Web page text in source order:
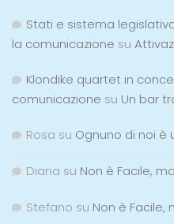
Stati e sistema
la comunicazione su
Klondike quartet in
comunicazione su Un bar
Rosa su Ognuno di noi è
Diana su Non è Facile,
Stefano su Non è Facile,